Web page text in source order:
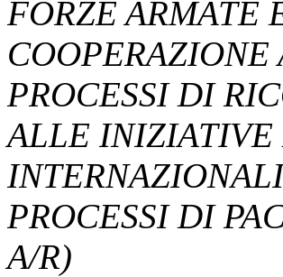
FORZE
PROCESSI DI
ALLE INIZIATIVE
PROCESSI DI
A/R)